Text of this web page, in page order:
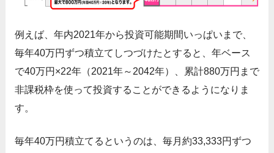
例えば、年内2021年から投資可能期間いっぱいまで、
毎年40万円ずつ積立てしつづけたとすると、年ベース
で40万円×22年（2021年～2042年）、累計880万円まで
非課税枠を使って投資することができるようになりま
す。
毎年40万円積立てるというのは、毎月約33,333円ずつ